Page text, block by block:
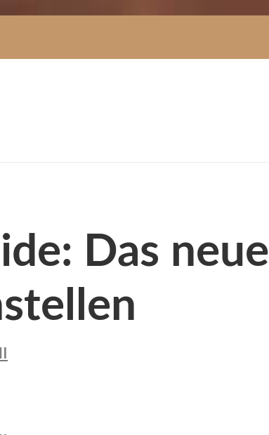
Das neue